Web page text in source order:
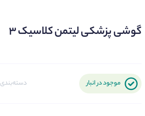
گوشی پزشکی لیتمن کلاسیک ۳
موجود در انبار دسته‌بندی